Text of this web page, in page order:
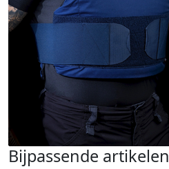
Bijpassende artikelen